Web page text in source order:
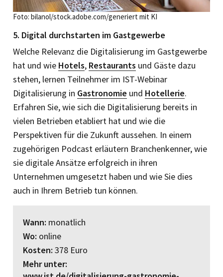
Foto: bilanol/stock.adobe.com/generiert mit KI
5. Digital durchstarten im Gastgewerbe
Welche Relevanz die Digitalisierung im Gastgewerbe
hat und wie Hotels, Restaurants und Gäste dazu
stehen, lernen Teilnehmer im IST-­Webinar
Digitalisierung in Gastronomie und Hotellerie.
Erfahren Sie, wie sich die Digitalisierung bereits in
vielen Betrieben etabliert hat und wie die
Perspektiven für die Zukunft aussehen. In einem
zugehörigen Podcast erläutern Branchenkenner, wie
sie digitale Ansätze erfolgreich in ihren
Unternehmen umgesetzt haben und wie Sie dies
auch in Ihrem Betrieb tun können.
Wann: monatlich
Wo: online
Kosten: 378 Euro
Mehr unter: